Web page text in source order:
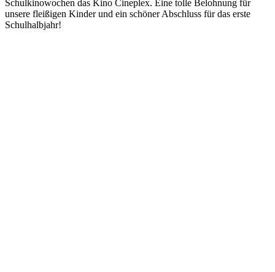
Schulkinowochen das Kino Cineplex. Eine tolle Belohnung für
unsere fleißigen Kinder und ein schöner Abschluss für das erste
Schulhalbjahr!